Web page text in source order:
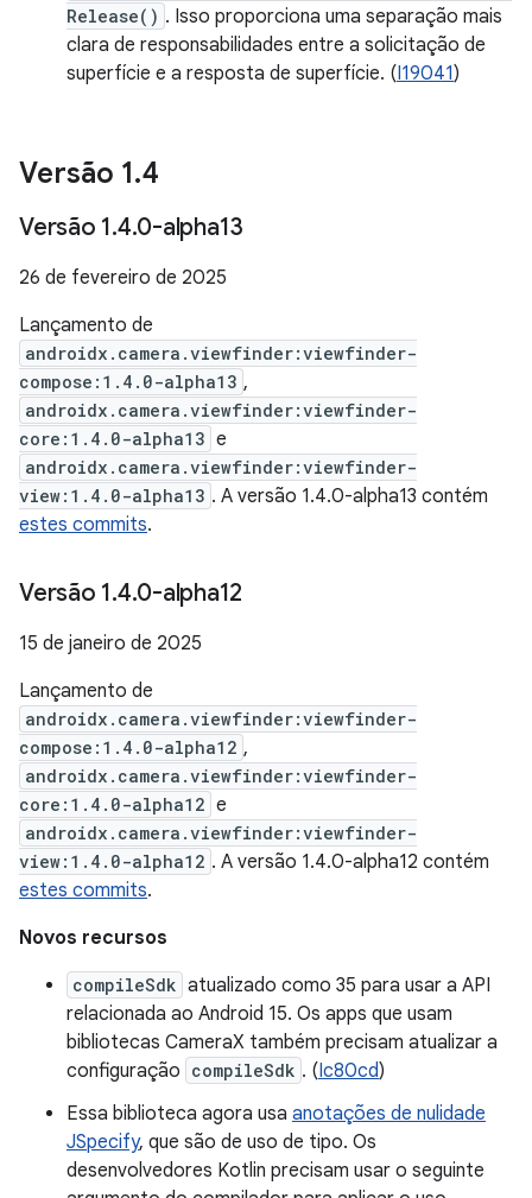
Release() . Isso proporciona uma separação mais
clara de responsabilidades entre a solicitação de
superfície e a resposta de superfície. (I19041)
Versão 1.4
Versão 1.4.0-alpha13
26 de fevereiro de 2025
Lançamento de
androidx.camera.viewfinder:viewfinder-
compose:1.4.0-alpha13 ,
androidx.camera.viewfinder:viewfinder-
core:1.4.0-alpha13 e
androidx.camera.viewfinder:viewfinder-
view:1.4.0-alpha13 . A versão 1.4.0-alpha13 contém
estes commits.
Versão 1.4.0-alpha12
15 de janeiro de 2025
Lançamento de
androidx.camera.viewfinder:viewfinder-
compose:1.4.0-alpha12 ,
androidx.camera.viewfinder:viewfinder-
core:1.4.0-alpha12 e
androidx.camera.viewfinder:viewfinder-
view:1.4.0-alpha12 . A versão 1.4.0-alpha12 contém
estes commits.
Novos recursos
compileSdk atualizado como 35 para usar a API
relacionada ao Android 15. Os apps que usam
bibliotecas CameraX também precisam atualizar a
configuração compileSdk . (Ic80cd)
Essa biblioteca agora usa anotações de nulidade
JSpecify, que são de uso de tipo. Os
desenvolvedores Kotlin precisam usar o seguinte